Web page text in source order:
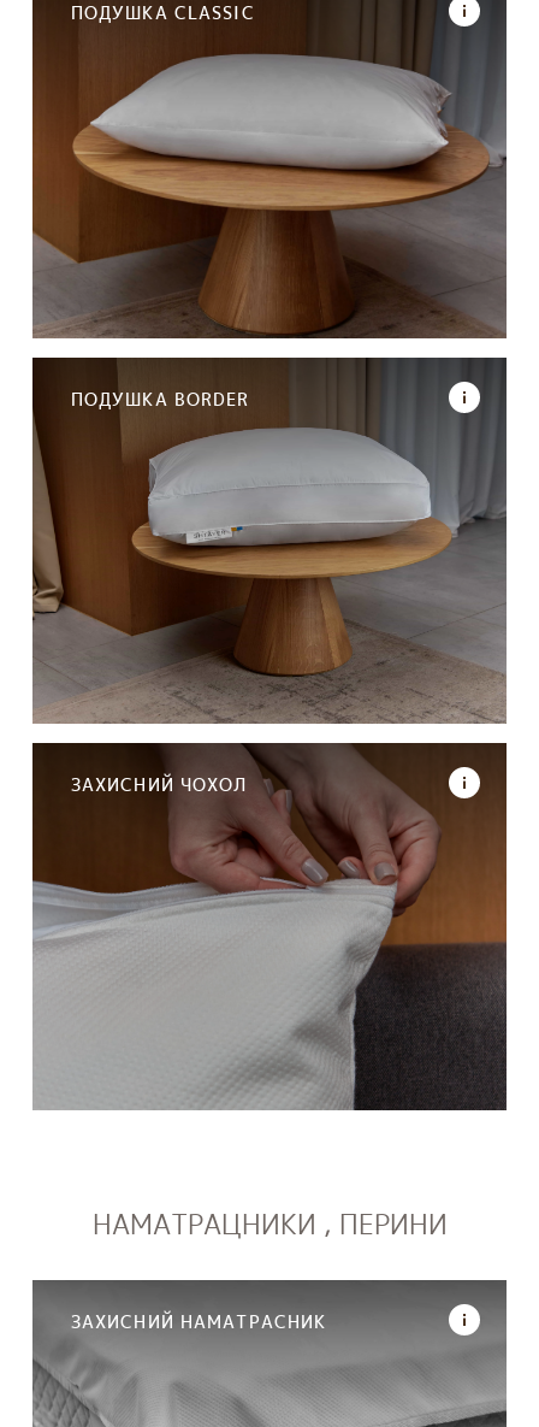
ПОДУШКА CLASSIC
ПОДУШКА BORDER
ЗАХИСНИЙ ЧОХОЛ
НАМАТРАЦНИКИ , ПЕРИНИ
ЗАХИСНИЙ НАМАТРАСНИК